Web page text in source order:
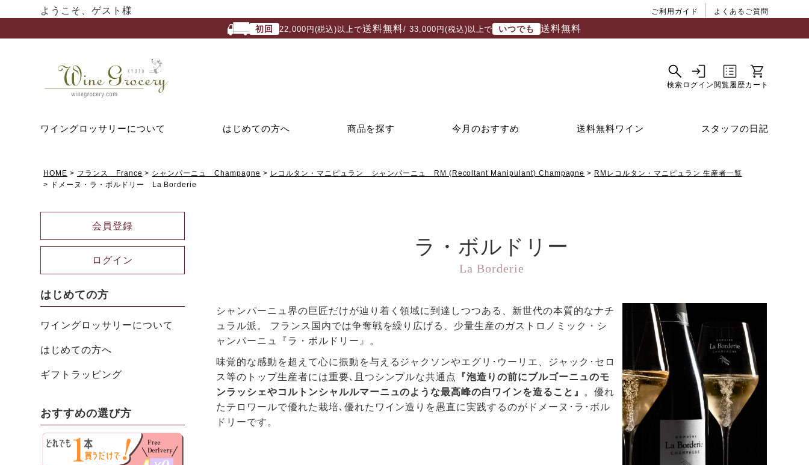
ようこそ、ゲスト様 ご利用ガイド よくあるご質問
初回 22,000円(税込)以上で送料無料/ 33,000円(税込)以上で いつでも 送料無料
ワイングロッサリーについて はじめての方へ 商品を探す 今月のおすすめ 送料無料ワイン スタッフの日記
HOME フランス France シャンパーニュ Champagne レコルタン・マニピュラン シャンパーニュ RM (Recoltant Manipulant) Champagne
RMレコルタン・マニピュラン 生産者一覧
ドメーヌ・ラ・ボルドリー La Borderie
会員登録
ログイン
はじめての方
ワイングロッサリーについて
はじめての方へ
ギフトラッピング
おすすめの選び方
ラ・ボルドリー
La Borderie
シャンパーニュ界の巨匠だけが辿り着く領域に到達しつつある、新世代の本質的なナチ
ュラル派。 フランス国内では争奪戦を繰り広げる、少量生産のガストロノミック・シ
ャンパーニュ『ラ・ボルドリー』。
味覚的な感動を超えて心に振動を与えるジャクソンやエグリ･ウーリエ、ジャック･セロ
ス等のトップ生産者には重要､且つシンプルな共通点
『泡造りの前にブルゴーニュのモ
ンラッシェやコルトンシャルルマーニュのような最高峰の白ワインを造ること』
。優れ
たテロワールで優れた栽培､優れたワイン造りを愚直に実践するのがドメーヌ･ラ･ボル
ドリーです。